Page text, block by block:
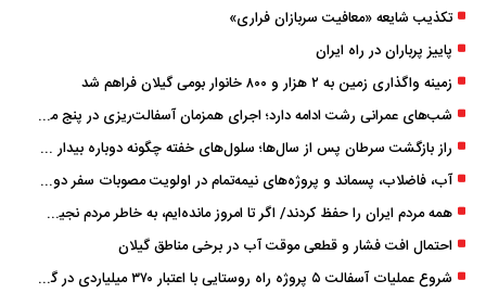
تکذیب شایعه «معافیت سربازان فراری»
پاییز پرباران در راه ایران
زمینه واگذاری زمین به ۲ هزار و ۸۰۰ خانوار بومی گیلان فراهم شد
شب‌های عمرانی رشت ادامه دارد؛ اجرای همزمان آسفالت‌ریزی در پنج منطقه شهری
راز بازگشت سرطان پس از سال‌ها؛ سلول‌های خفته چگونه دوباره بیدار می‌شوند؟
آب، فاضلاب، پسماند و پروژه‌های نیمه‌تمام در اولویت مصوبات سفر دولت
همه مردم ایران را حفظ کردند/ اگر تا امروز مانده‌ایم، به ‌خاطر مردم نجیب ایران بوده است
احتمال افت فشار و قطعی موقت آب در برخی مناطق گیلان
شروع عملیات آسفالت ۵ پروژه راه ‌روستایی با اعتبار ۳۷۰ میلیاردی در گیلان